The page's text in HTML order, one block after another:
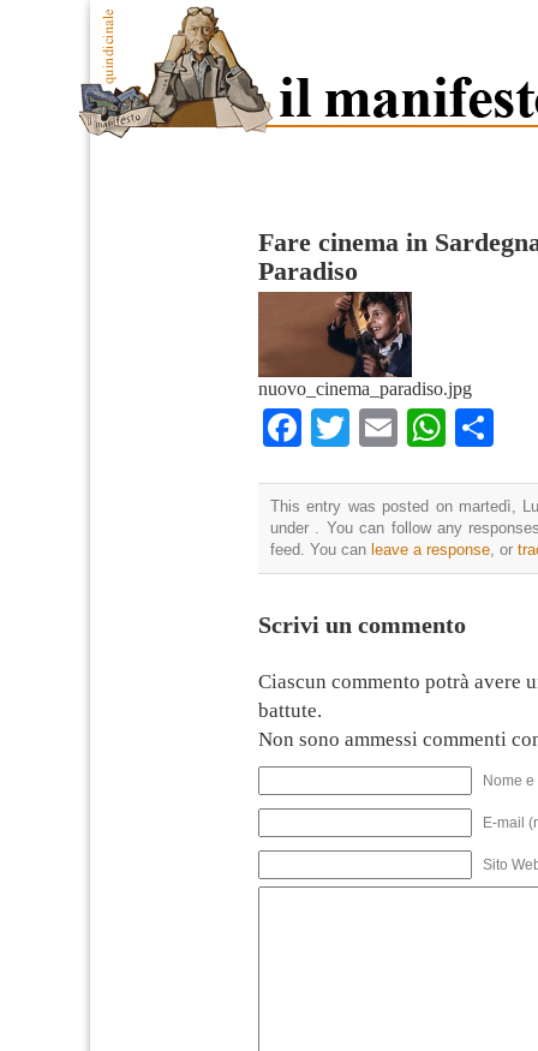
Fare cinema in
Paradiso
nuovo_cinema_paradiso.jpg
Facebook
TwitterEmail
This entry was posted on martedì,
under . You can follow any
feed. You can leave a response , or
Scrivi un commento
Ciascun commento potrà avere
battute.
Non sono ammessi commenti
Nome
E-mail
Sito